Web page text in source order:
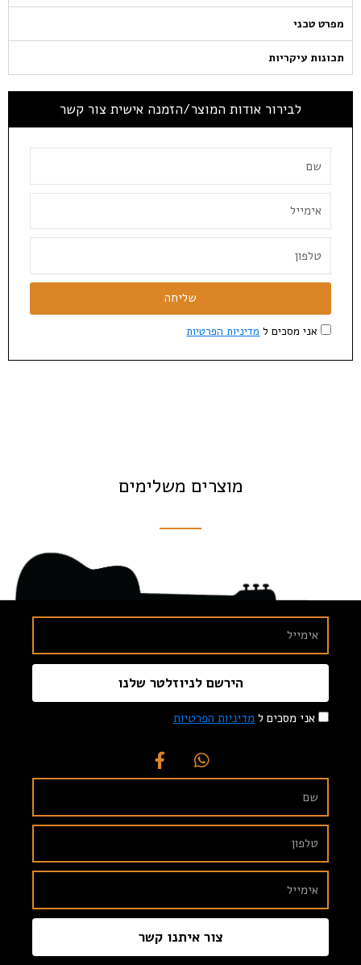
מפרט טכני
תכונות עיקריות
לבירור אודות המוצר/הזמנה אישית צור קשר
אני מסכים ל מדיניות הפרטיות
שליחה
מוצרים משלימים
אני מסכים ל מדיניות הפרטיות
הירשם לניוזלטר שלנו
צור איתנו קשר